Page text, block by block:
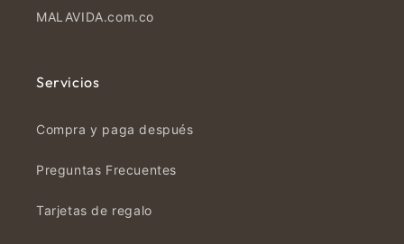
MALAVIDA.com.co
Servicios
Compra y paga después
Preguntas Frecuentes
Tarjetas de regalo